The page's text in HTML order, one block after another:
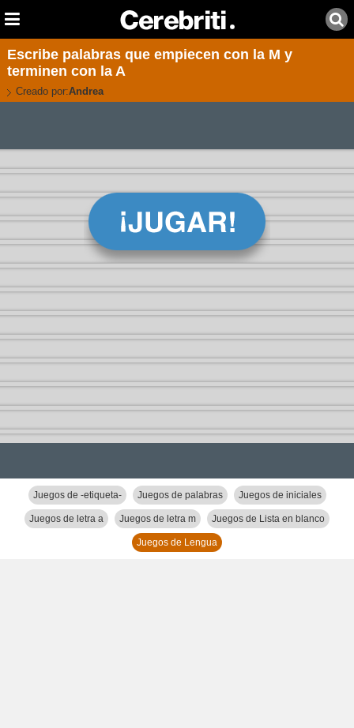
Escribe palabras que empiecen con la M y
terminen con la A
Creado por:Andrea
Juegos de -etiqueta- Juegos de palabras Juegos de iniciales
Juegos de letra a Juegos de letra m Juegos de Lista en blanco
Juegos de Lengua